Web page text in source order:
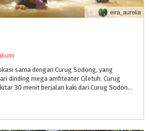
sama dengan Curug Sodong, yang
dinding mega amfiteater Ciletuh. Curug
Cikanteh berjarak sekitar 30 menit berjalan kaki dari Curug Sodong dengan aliran air yang cukup tinggi dan berbatu.